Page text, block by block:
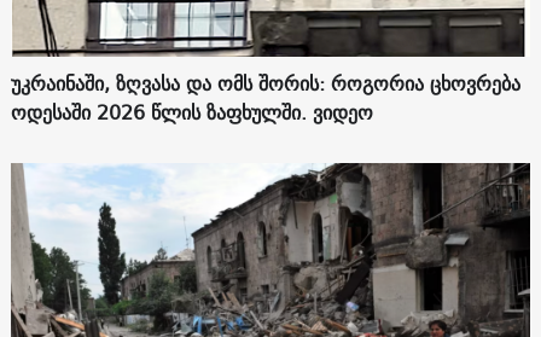
უკრაინაში, ზღვასა და ომს შორის: როგორია ცხოვრება
ოდესაში 2026 წლის ზაფხულში. ვიდეო